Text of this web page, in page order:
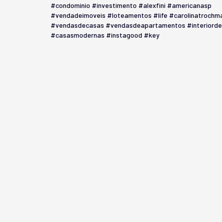
#condominio #investimento #alexfini #americanasp
#vendadeimoveis #loteamentos #life
#vendasdecasas #vendasdeapartamentos
#casasmodernas #instagood #key